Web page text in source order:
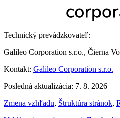
Technický prevádzkovateľ:
Galileo Corporation s.r.o., Čierna
Kontakt: Galileo Corporation s.r.o.
Posledná aktualizácia: 7. 8. 2026
Zmena vzhľadu, Štruktúra stránok,